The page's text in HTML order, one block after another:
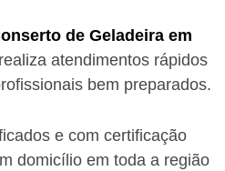
de Geladeira em
atendimentos rápidos
bem preparados.
e com certificação
domicílio em toda a região